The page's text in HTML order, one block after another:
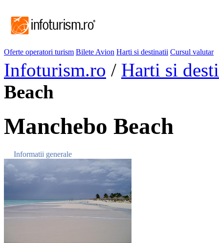
Oferte operatori turism Bilete Avion Harti si destinatii Cursul valutar
Infoturism.ro / Harti si
Beach
Manchebo Beach
Informatii generale